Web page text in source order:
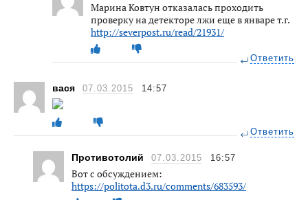
Марина Ковтун отказалась проходить
проверку на детекторе лжи еще в январе т.г.
http://severpost.ru/read/21931/
Ответить
вася 07.03.2015 14:57
Ответить
Противотолий 07.03.2015 16:57
Вот с обсуждением:
https://politota.d3.ru/comments/683593/